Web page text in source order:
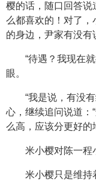
樱的话，随口回答说
么都喜欢的！对了，
的身边，尹家有没有
“待遇？我现在
眼。
“我是说，有没
心，继续追问说道：
么高，应该分更好的
米小樱对陈一程
米小樱只是维持